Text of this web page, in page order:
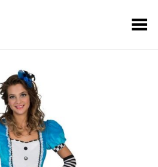
Kuva menüü